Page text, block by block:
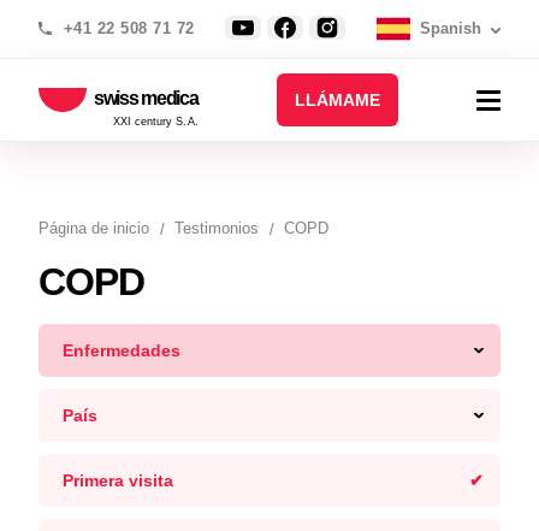
+41 22 508 71 72 Spanish
swiss medica
XXI century S.A.
LLÁMAME
Página de inicio Testimonios COPD
COPD
Enfermedades
País
Primera visita